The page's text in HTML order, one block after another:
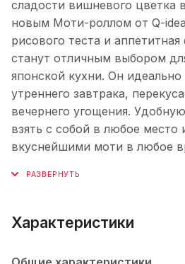
сладости вишневого цветка
новым Моти-роллом от Q-
рисового теста и
станут отличным выбором
японской кухни. Он
утреннего завтрака,
вечернего угощения.
взять с собой в любое место
вкуснейшими моти в любое
Характеристики